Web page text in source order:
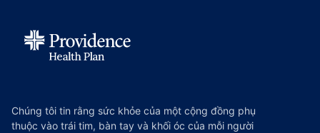
Chúng tôi tin rằng sức khỏe của một cộng đồng phụ
thuộc vào trái tim, bàn tay và khối óc của mỗi người